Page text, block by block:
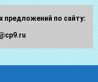
предложений по сайту: